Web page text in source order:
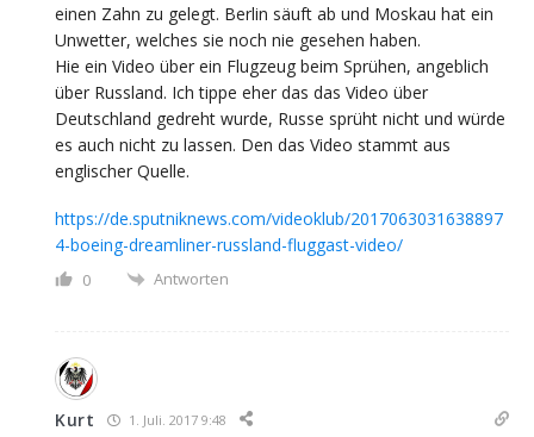
einen Zahn zu gelegt. Berlin säuft ab und Moskau hat ein
Unwetter, welches sie noch nie gesehen haben.
Hie ein Video über ein Flugzeug beim Sprühen, angeblich
über Russland. Ich tippe eher das das Video über
Deutschland gedreht wurde, Russe sprüht nicht und würde
es auch nicht zu lassen. Den das Video stammt aus
englischer Quelle.
https://de.sputniknews.com/videoklub/2017063031638897
4-boeing-dreamliner-russland-fluggast-video/
0 Antworten
Kurt 1. Juli. 2017 9:48